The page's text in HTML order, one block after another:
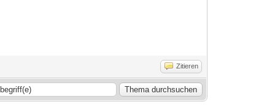
Zitieren